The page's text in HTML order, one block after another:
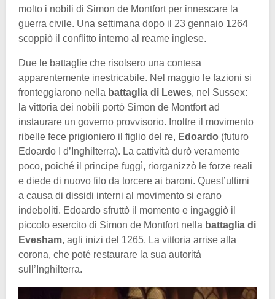
molto i nobili di Simon de Montfort per innescare la
guerra civile. Una settimana dopo il 23 gennaio 1264
scoppiò il conflitto interno al reame inglese.
Due le battaglie che risolsero una contesa
apparentemente inestricabile. Nel maggio le fazioni si
fronteggiarono nella battaglia di Lewes, nel Sussex:
la vittoria dei nobili portò Simon de Montfort ad
instaurare un governo provvisorio. Inoltre il movimento
ribelle fece prigioniero il figlio del re, Edoardo (futuro
Edoardo I d’Inghilterra). La cattività durò veramente
poco, poiché il principe fuggì, riorganizzò le forze reali
e diede di nuovo filo da torcere ai baroni. Quest’ultimi
a causa di dissidi interni al movimento si erano
indeboliti. Edoardo sfruttò il momento e ingaggiò il
piccolo esercito di Simon de Montfort nella battaglia di
Evesham, agli inizi del 1265. La vittoria arrise alla
corona, che poté restaurare la sua autorità
sull’Inghilterra.